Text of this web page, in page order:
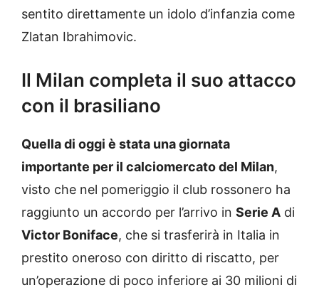
sentito direttamente un idolo d’infanzia come
Zlatan Ibrahimovic.
Il Milan completa il suo attacco
con il brasiliano
Quella di oggi è stata una giornata
importante per il calciomercato del Milan,
visto che nel pomeriggio il club rossonero ha
raggiunto un accordo per l’arrivo in Serie A di
Victor Boniface, che si trasferirà in Italia in
prestito oneroso con diritto di riscatto, per
un’operazione di poco inferiore ai 30 milioni di